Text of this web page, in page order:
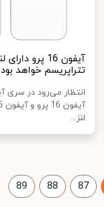
تتراپریسم خواهد بود
لنز...
87
88
89